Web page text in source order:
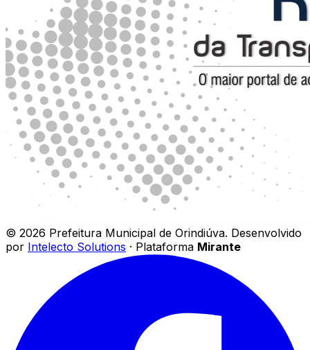
© 2026 Prefeitura Municipal de Orindiúva. Desenvolvido
por Intelecto Solutions · Plataforma Mirante